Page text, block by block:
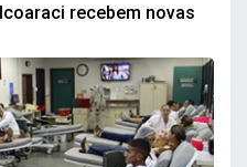
recebem novas